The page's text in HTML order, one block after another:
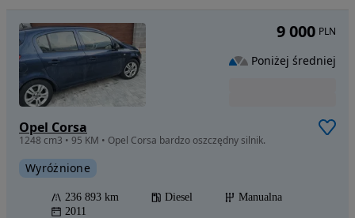
Opel Corsa
1248 cm3 • 95 KM • Opel Corsa bardzo oszczędny silnik.
Wyróżnione
236 893 km Diesel
Manualna
2011
9 000 PLN
Poniżej średniej